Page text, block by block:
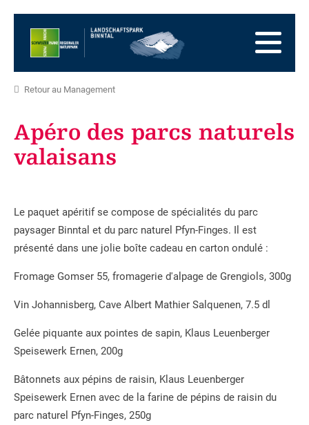
pieds
site
recherche
Retour au Management
Apéro des parcs naturels
valaisans
Le paquet apéritif se compose de spécialités du parc
paysager Binntal et du parc naturel Pfyn-Finges. Il est
présenté dans une jolie boîte cadeau en carton ondulé :
Fromage Gomser 55, fromagerie d'alpage de Grengiols, 300g
Vin Johannisberg, Cave Albert Mathier Salquenen, 7.5 dl
Gelée piquante aux pointes de sapin, Klaus Leuenberger
Speisewerk Ernen, 200g
Bâtonnets aux pépins de raisin, Klaus Leuenberger
Speisewerk Ernen avec de la farine de pépins de raisin du
parc naturel Pfyn-Finges, 250g